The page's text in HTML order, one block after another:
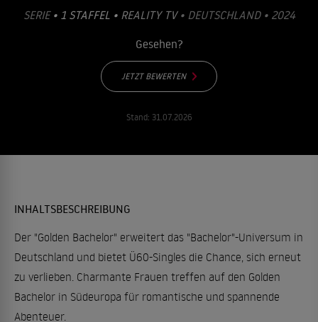
SERIE • 1 STAFFEL • REALITY TV• DEUTSCHLAND • 2024
Gesehen?
JETZT BEWERTEN
Stand: 31.07.2026
INHALTSBESCHREIBUNG
Der "Golden Bachelor" erweitert das "Bachelor"-Universum in
Deutschland und bietet Ü60-Singles die Chance, sich erneut
zu verlieben. Charmante Frauen treffen auf den Golden
Bachelor in Südeuropa für romantische und spannende
Abenteuer.